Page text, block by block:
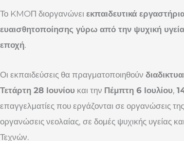
Το KMOΠ διοργανώνει εκπαιδευτικά
ευαισθητοποίησης γύρω από την ψυχική
εποχή.
Οι εκπαιδεύσεις θα πραγματοποιηθούν
Τετάρτη 28 Ιουνίου και την Πέμπτη 6 Ιουλίου,
επαγγελματίες που εργάζονται σε οργανώσεις
οργανώσεις νεολαίας, σε δομές ψυχικής υγείας
Τεχνών.